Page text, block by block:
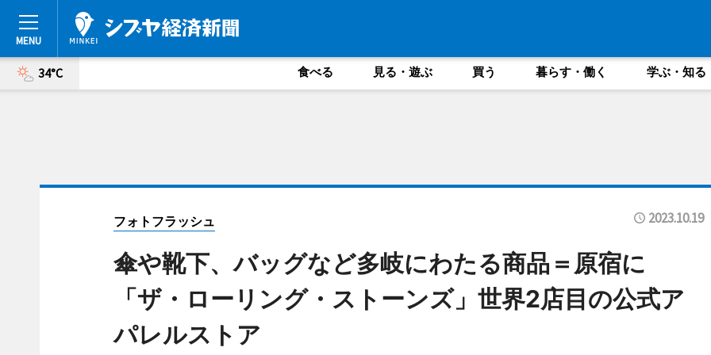
34°C 食べる 見る・遊ぶ 買う 暮らす・働く 学ぶ・知る
フォトフラッシュ 2023.10.19
傘や靴下、バッグなど多岐にわたる商品＝原宿に
「ザ・ローリング・ストーンズ」世界2店目の公式ア
パレルストア